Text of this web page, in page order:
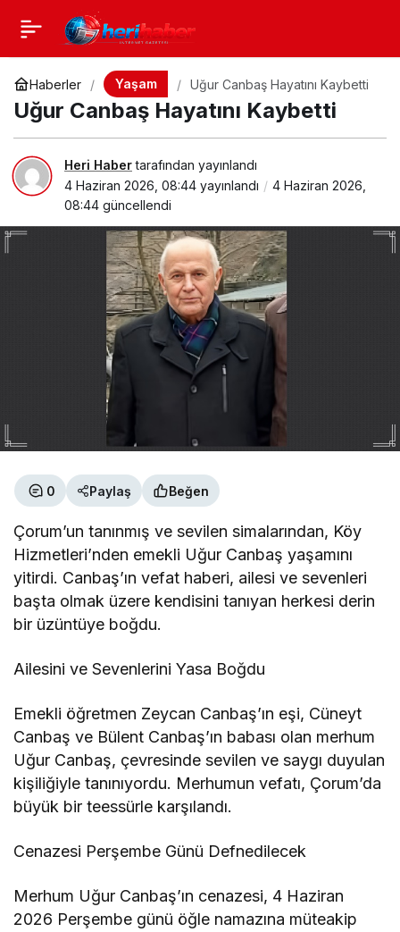
Haberler Yaşam Uğur Canbaş Hayatını Kaybetti
Uğur Canbaş Hayatını Kaybetti
Heri Habertarafından yayınlandı
4 Haziran 2026, 08:44 yayınlandı
4 Haziran 2026,
08:44 güncellendi
0 Paylaş Beğen
Çorum’un tanınmış ve sevilen simalarından, Köy
Hizmetleri’nden emekli Uğur Canbaş yaşamını
yitirdi. Canbaş’ın vefat haberi, ailesi ve sevenleri
başta olmak üzere kendisini tanıyan herkesi derin
bir üzüntüye boğdu.
Ailesini ve Sevenlerini Yasa Boğdu
Emekli öğretmen Zeycan Canbaş’ın eşi, Cüneyt
Canbaş ve Bülent Canbaş’ın babası olan merhum
Uğur Canbaş, çevresinde sevilen ve saygı duyulan
kişiliğiyle tanınıyordu. Merhumun vefatı, Çorum’da
büyük bir teessürle karşılandı.
Cenazesi Perşembe Günü Defnedilecek
Merhum Uğur Canbaş’ın cenazesi, 4 Haziran
2026 Perşembe günü öğle namazına müteakip